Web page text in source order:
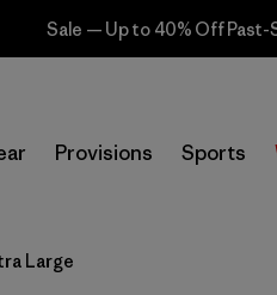
Sale — Up to 40% Off Past-
Provisions Sports
Selecciona una tienda
Filtrar por
Price
Large